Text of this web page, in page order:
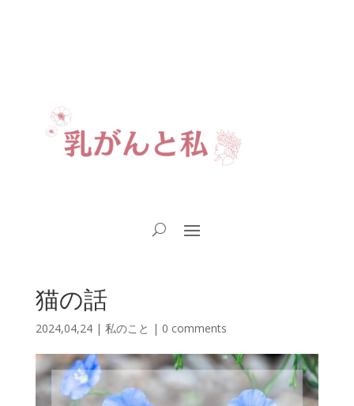
猫の話
2024,04,24| 私のこと | 0 comments